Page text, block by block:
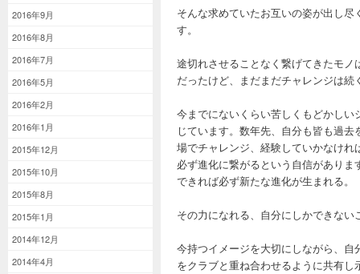
2016年9月
2016年8月
2016年7月
2016年5月
2016年2月
2016年1月
2015年12月
2015年10月
2015年8月
2015年1月
2014年12月
2014年4月
そんな求めていたお互いの姿が出し
す。
途切れさせることなく繋げてきたモ
だったけど、まだまだチャレンジは
今までにないくらい苦しくもどかし
じています。数年先、自分も皆も過
場でチャレンジ、経験していかなけ
必ず進化に繋がるという自信があり
できれば必ず新たな進化が生まれる。
その力になれる、自分にしかできな
今持つイメージを大切にしながら、
をクラブと重ね合わせるように共有し